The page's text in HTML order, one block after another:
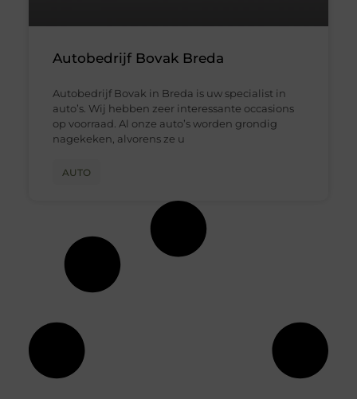
Autobedrijf Bovak Breda
Autobedrijf Bovak in Breda is uw specialist in
auto’s. Wij hebben zeer interessante occasions
op voorraad. Al onze auto’s worden grondig
nagekeken, alvorens ze u
AUTO